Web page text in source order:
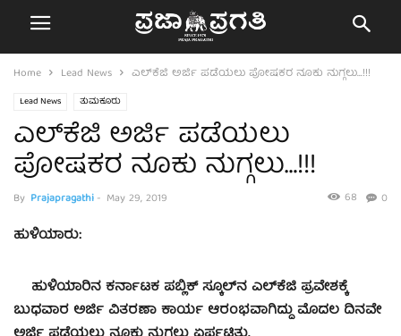
Home Lead News ಎಲ್‍ಕೆಜಿ ಅರ್ಜಿ ಪಡೆಯಲು ಪೋಷಕರ ನೂಕು ನುಗ್ಗಲು…!!!
Lead News ತುಮಕೂರು
ಎಲ್‍ಕೆಜಿ ಅರ್ಜಿ ಪಡೆಯಲು
ಪೋಷಕರ ನೂಕು ನುಗ್ಗಲು…!!!
By Prajapragathi- May 29, 2019 0
68
ಹುಳಿಯಾರು:
ಹುಳಿಯಾರಿನ ಕರ್ನಾಟಕ ಪಬ್ಲಿಕ್ ಸ್ಕೂಲ್‍ನ ಎಲ್‍ಕೆಜಿ ಪ್ರವೇಶಕ್ಕೆ
ಬುಧವಾರ ಅರ್ಜಿ ವಿತರಣಾ ಕಾರ್ಯ ಆರಂಭವಾಗಿದ್ದು ಮೊದಲ ದಿನವೇ